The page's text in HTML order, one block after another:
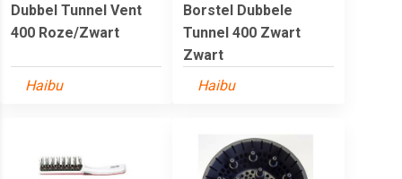
Dubbel Tunnel Vent
400 Roze/Zwart
Haibu
Borstel Dubbele
Tunnel 400 Zwart
Zwart
Haibu